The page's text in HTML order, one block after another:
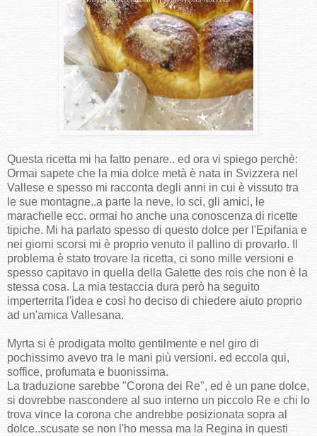
Questa ricetta mi ha fatto penare.. ed ora vi spiego perchè:
Ormai sapete che la mia dolce metà è nata in Svizzera nel
Vallese e spesso mi racconta degli anni in cui è vissuto tra
le sue montagne..a parte la neve, lo sci, gli amici, le
marachelle ecc. ormai ho anche una conoscenza di ricette
tipiche. Mi ha parlato spesso di questo dolce per l'Epifania e
nei giorni scorsi mi è proprio venuto il pallino di provarlo. Il
problema è stato trovare la ricetta, ci sono mille versioni e
spesso capitavo in quella della Galette des rois che non è la
stessa cosa. La mia testaccia dura però ha seguito
imperterrita l'idea e così ho deciso di chiedere aiuto proprio
ad un'amica Vallesana.
Myrta si è prodigata molto gentilmente e nel giro di
pochissimo avevo tra le mani più versioni. ed eccola qui,
soffice, profumata e buonissima.
La traduzione sarebbe "Corona dei Re", ed è un pane dolce,
si dovrebbe nascondere al suo interno un piccolo Re e chi lo
trova vince la corona che andrebbe posizionata sopra al
dolce..scusate se non l'ho messa ma la Regina in questi